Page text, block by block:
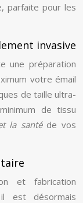
parfaite pour les
invasive
une préparation
votre émail
de taille ultra-
de tissu
la santé de vos
et fabrication
est désormais